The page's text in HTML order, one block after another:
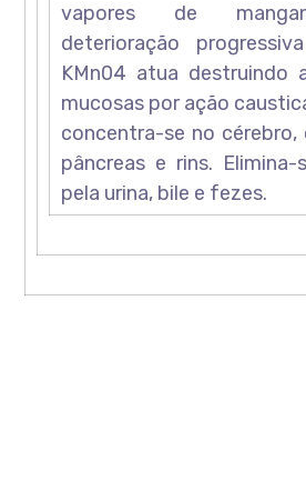
vapores de
deterioração
KMn04 atua destruindo
mucosas por ação
concentra-se no cérebro,
pâncreas e rins. Elimina-
pela urina, bile e fezes.